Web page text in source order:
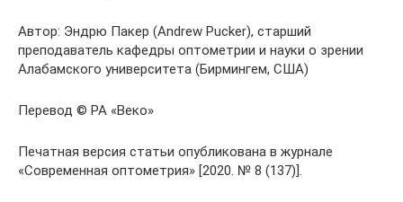
Автор: Эндрю Пакер (Andrew Pucker), старший
преподаватель кафедры оптометрии и науки о зрении
Алабамского университета (Бирмингем, США)
Перевод © РА «Веко»
Печатная версия статьи опубликована в журнале
«Современная оптометрия» [2020. № 8 (137)].